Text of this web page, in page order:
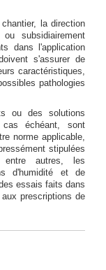
la direction
subsidiairement
dans l'application
s'assurer de
caractéristiques,
pathologies
ou des solutions
échéant, sont
norme applicable,
stipulées
autres, les
d'humidité et de
essais faits dans
prescriptions de